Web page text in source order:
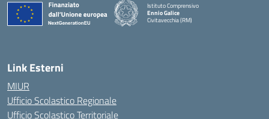
Istituto Comprensivo
Ennio Galice
Civitavecchia (RM)
Link Esterni
MIUR
Ufficio Scolastico Regionale
Ufficio Scolastico Territoriale